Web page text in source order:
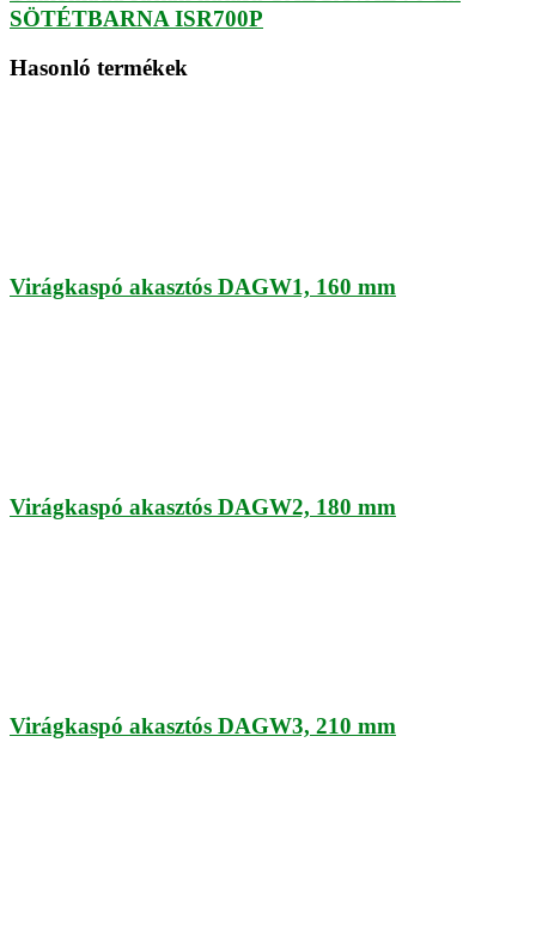
SÖTÉTBARNA ISR700P
Hasonló termékek
Virágkaspó akasztós DAGW1, 160 mm
Virágkaspó akasztós DAGW2, 180 mm
Virágkaspó akasztós DAGW3, 210 mm